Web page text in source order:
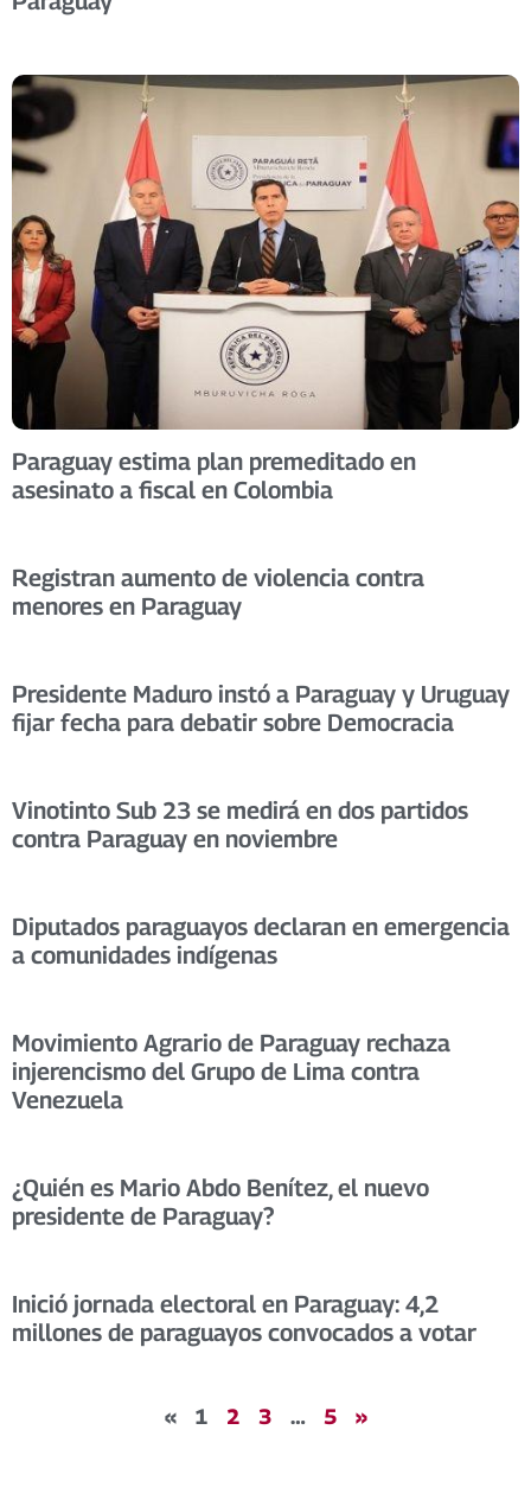
Paraguay estima plan premeditado en
asesinato a fiscal en Colombia
Registran aumento de violencia contra
menores en Paraguay
Presidente Maduro instó a Paraguay y Uruguay
fijar fecha para debatir sobre Democracia
Vinotinto Sub 23 se medirá en dos partidos
contra Paraguay en noviembre
Diputados paraguayos declaran en emergencia
a comunidades indígenas
Movimiento Agrario de Paraguay rechaza
injerencismo del Grupo de Lima contra
Venezuela
¿Quién es Mario Abdo Benítez, el nuevo
presidente de Paraguay?
Inició jornada electoral en Paraguay: 4,2
millones de paraguayos convocados a votar
« 1 2 3 … 5 »